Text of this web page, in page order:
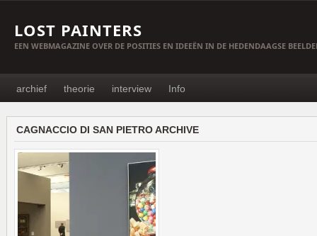
LOST PAINTERS
EEN WEBMAGAZINE OVER DE POSITIES EN IDEEËN IN DE HEDENDAAGSE
archief theorie interview Info
CAGNACCIO DI SAN PIETRO ARCHIVE